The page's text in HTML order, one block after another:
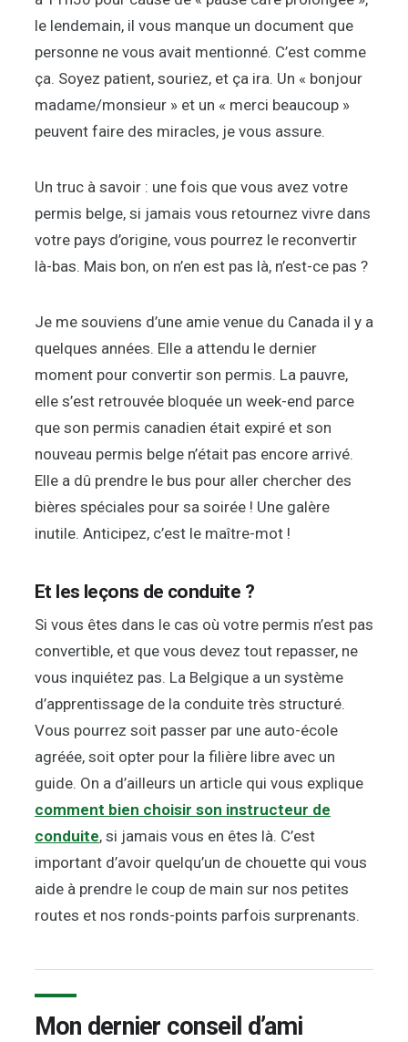
le lendemain, il vous manque un document que
personne ne vous avait mentionné. C’est comme
ça. Soyez patient, souriez, et ça ira. Un « bonjour
madame/monsieur » et un « merci beaucoup »
peuvent faire des miracles, je vous assure.
Un truc à savoir : une fois que vous avez votre
permis belge, si jamais vous retournez vivre dans
votre pays d’origine, vous pourrez le reconvertir
là-bas. Mais bon, on n’en est pas là, n’est-ce pas ?
Je me souviens d’une amie venue du Canada il y a
quelques années. Elle a attendu le dernier
moment pour convertir son permis. La pauvre,
elle s’est retrouvée bloquée un week-end parce
que son permis canadien était expiré et son
nouveau permis belge n’était pas encore arrivé.
Elle a dû prendre le bus pour aller chercher des
bières spéciales pour sa soirée ! Une galère
inutile. Anticipez, c’est le maître-mot !
Et les leçons de conduite ?
Si vous êtes dans le cas où votre permis n’est pas
convertible, et que vous devez tout repasser, ne
vous inquiétez pas. La Belgique a un système
d’apprentissage de la conduite très structuré.
Vous pourrez soit passer par une auto-école
agréée, soit opter pour la filière libre avec un
guide. On a d’ailleurs un article qui vous explique
comment bien choisir son instructeur de
conduite, si jamais vous en êtes là. C’est
important d’avoir quelqu’un de chouette qui vous
aide à prendre le coup de main sur nos petites
routes et nos ronds-points parfois surprenants.
Mon dernier conseil d’ami